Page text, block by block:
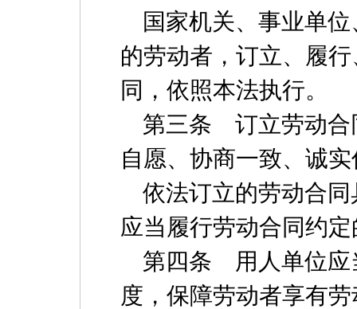
国家机关、事业单位
的劳动者，订立、履
同，依照本法执行。
第三条 订立劳动合
自愿、协商一致、诚
依法订立的劳动合同
应当履行劳动合同约
第四条 用人单位应
度，保障劳动者享有